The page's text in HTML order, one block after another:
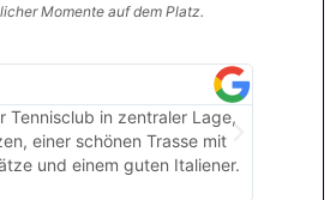
Momente auf dem Platz.
Tennisclub in zentraler Lage,
einer schönen Trasse mit
und einem guten Italiener.